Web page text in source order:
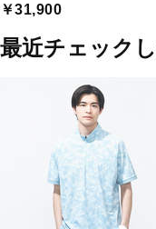
￥31,900
最近チェック